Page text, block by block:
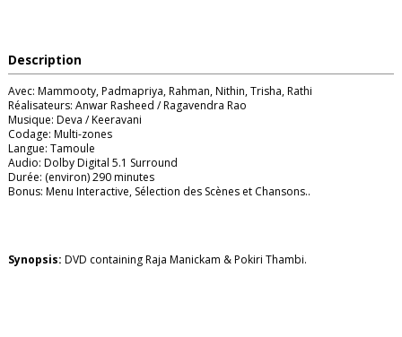
Description
Avec: Mammooty, Padmapriya, Rahman, Nithin, Trisha, Rathi
Réalisateurs: Anwar Rasheed / Ragavendra Rao
Musique: Deva / Keeravani
Codage: Multi-zones
Langue: Tamoule
Audio: Dolby Digital 5.1 Surround
Durée: (environ) 290 minutes
Bonus: Menu Interactive, Sélection des Scènes et Chansons..
Synopsis: DVD containing Raja Manickam & Pokiri Thambi.